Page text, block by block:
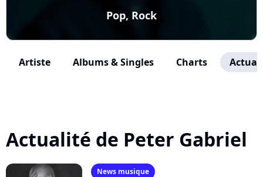
Pop, Rock
Artiste Albums & Singles Charts
Actualité de Peter Gabriel
News musique